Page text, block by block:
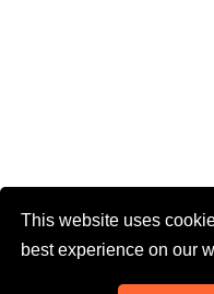
This website uses
best experience on our